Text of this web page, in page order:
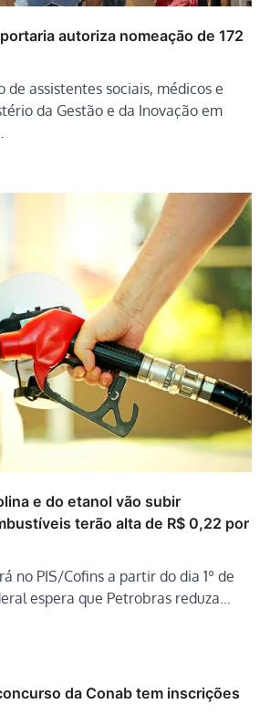
autoriza nomeação de 172
de assistentes sociais, médicos e
da Gestão e da Inovação em
e do etanol vão subir
terão alta de R$ 0,22 por
no PIS/Cofins a partir do dia 1º de
espera que Petrobras reduza…
da Conab tem inscrições